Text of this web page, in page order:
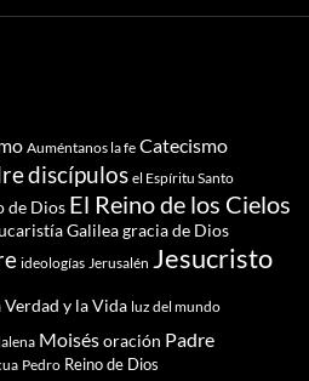
Auméntanos la fe Catecismo
discípulos el Espíritu Santo
de Dios El Reino de los Cielos
Galileagracia de Dios
ideologías Jerusalén Jesucristo
Verdad y la Vida luz del mundo
Moisésoración Padre
Pedro Reino de Dios